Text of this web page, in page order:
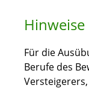
Hinweise
Für die
Berufe des